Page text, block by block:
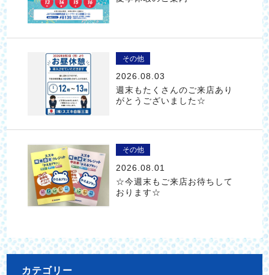
その他
2026.08.03
週末もたくさんのご来店あり
がとうございました☆
その他
2026.08.01
☆今週末もご来店お待ちして
おります☆
カテゴリー